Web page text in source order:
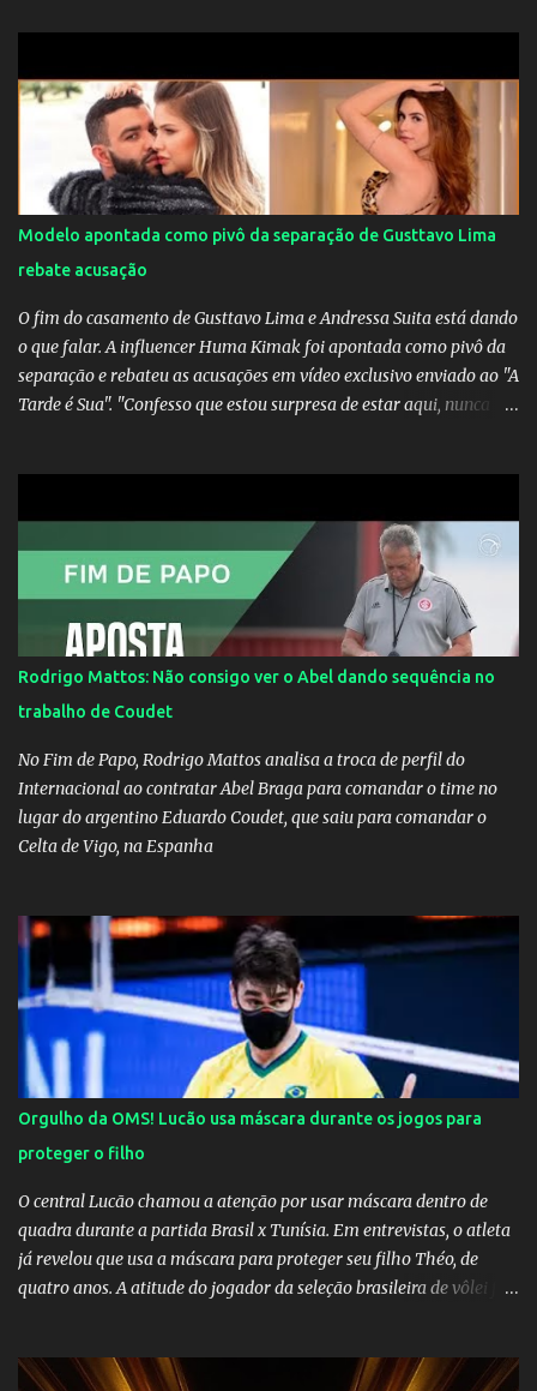
Modelo apontada como pivô da separação de Gusttavo Lima
rebate acusação
O fim do casamento de Gusttavo Lima e Andressa Suita está dando
o que falar. A influencer Huma Kimak foi apontada como pivô da
separação e rebateu as acusações em vídeo exclusivo enviado ao "A
Tarde é Sua". "Confesso que estou surpresa de estar aqui, nunca
Huma Kimak. A influencer também contou que recebe diversos
ataques na internet desde a época em que foi contratada para
fazer a divulgação de uma live do Gusttavo Lima em Manaus,
capital do Amazonas. "Fui até o local onde seria o show, divulguei
e no dia seguinte foi feita a live que eu não pude ir, porque estava
me sentindo mal", explicou Huma. A notícia da separação de
Gusttavo Lima e Andressa Suita foi divulgada no dia 9 de outubro.
A relação chegou ao fim após cinco anos e houve rumores de uma
suposta traição do canto...
Rodrigo Mattos: Não consigo ver o Abel dando sequência no
trabalho de Coudet
No Fim de Papo, Rodrigo Mattos analisa a troca de perfil do
Internacional ao contratar Abel Braga para comandar o time no
lugar do argentino Eduardo Coudet, que saiu para comandar o
Celta de Vigo, na Espanha
Orgulho da OMS! Lucão usa máscara durante os jogos para
proteger o filho
O central Lucão chamou a atenção por usar máscara dentro de
quadra durante a partida Brasil x Tunísia. Em entrevistas, o atleta
já revelou que usa a máscara para proteger seu filho Théo, de
quatro anos. A atitude do jogador da seleção brasileira de vôlei foi
China por 5 a 0 na estreia brasileira nas olimpíadas de Tóquio.